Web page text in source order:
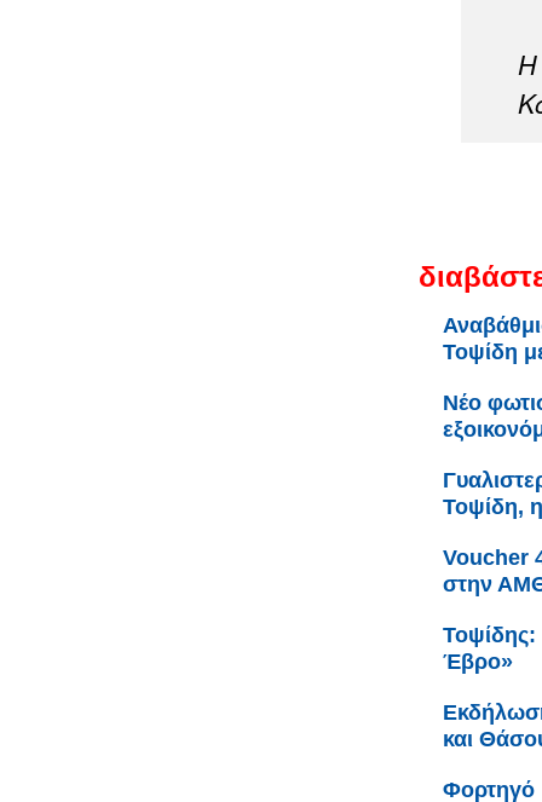
Η
Τοψίδη
Νέο
Τοψίδη,
Voucher
στην
Έβρο»
και
Φορτηγό